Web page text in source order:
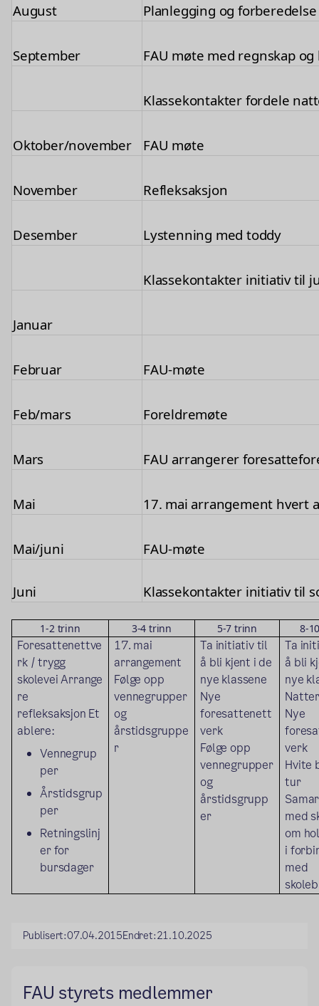
August Planlegging og forberedelse
September FAU møte med regnskap
Klassekontakter fordele
Oktober/november FAU møte
November Refleksaksjon
Desember Lystenning med toddy
Klassekontakter initiativ til
Januar
Februar FAU-møte
Feb/mars Foreldremøte
Mars FAU arrangerer
Mai 17. mai arrangement hvert
Mai/juni FAU-møte
Juni Klassekontakter initiativ til
1-2 trinn 3-4 trinn 5-7 trinn 8-
Foresattenettve
rk / trygg
skoleveiArrange
re
refleksaksjon Et
ablere:
Vennegrup
per
Årstidsgrup
per
Retningslinj
er for
bursdager
17. mai
arrangement
Følge opp
vennegrupper
og
årstidsgruppe
r
Ta initiativ til
å bli kjent i de
nye klassene
Nye
foresattenett
verk
Følge opp
vennegrupper
og
årstidsgrupp
er
Ta
å bli
nye
Nye
verk
Hvite
tur
med
om
i
med
Publisert:07.04.2015Endret:21.10.2025
FAU styrets medlemmer